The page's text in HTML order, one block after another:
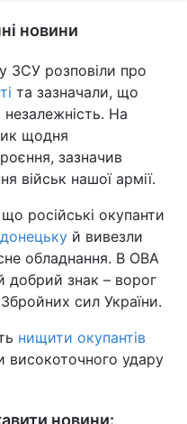
новини
ЗСУ розповіли про
та зазначали, що
На
щодня
зазначив
військ нашої армії.
російські окупанти
й вивезли
обладнання. В ОВА
добрий знак – ворог
сил України.
нищити окупантів
високоточного удару
новини: